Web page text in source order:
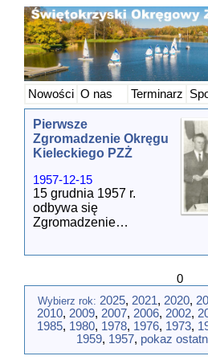
Nowości O nas Terminarz
Pierwsze
Zgromadzenie Okręgu
Kieleckiego PZŻ
1957-12-15
15 grudnia 1957 r.
odbywa się
Zgromadzenie
kieleckim.
W PZŻ
zarejestrowanych było
siedem klubów:
0
Wybierz rok: 2025, 2021, 2020,
2010, 2009, 2007, 2006, 2002,
1985, 1980, 1978, 1976, 1973,
1959, 1957, pokaz